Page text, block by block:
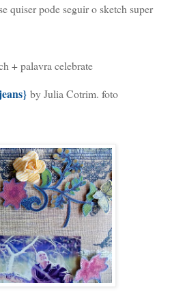
quiser pode seguir o sketch super
+ palavra celebrate
by Julia Cotrim. foto